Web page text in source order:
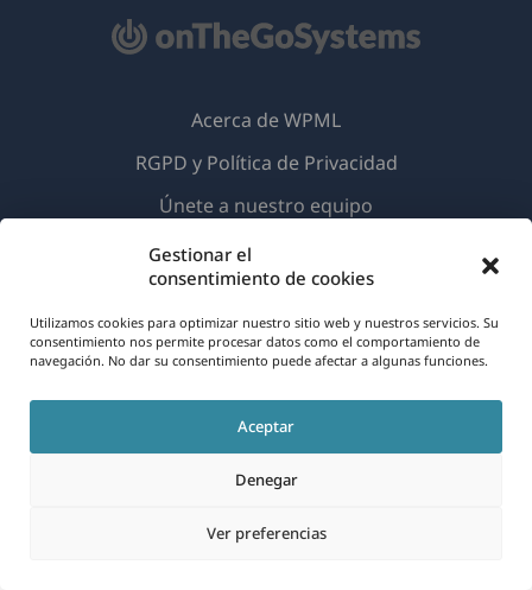
Gestionar el
consentimiento de cookies
Utilizamos cookies para optimizar nuestro sitio web y nuestros servicios. Su
consentimiento nos permite procesar datos como el comportamiento de
navegación. No dar su consentimiento puede afectar a algunas funciones.
Aceptar
Denegar
Ver preferencias
© 2026OnTheGoSystems Limited(se
Español
Acerca de WPML
RGPD y Política de Privacidad
Únete a nuestro equipo
en
nueva
ventana)
(se
abre
una
nueva
ventana)
abre
una
nueva
ventana)
abre
en
una
nueva
ventana)